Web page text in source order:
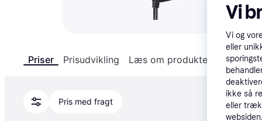
Priser Prisudvikling Læs om produktet
Pris med fragt
Vi
Vi og
eller
ikke så
eller